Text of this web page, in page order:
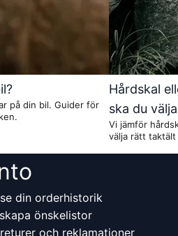
på din bil. Guider för
Hårdskal
ska du
Vi jämför
välja rätt
din orderhistorik
önskelistor
och reklamationer